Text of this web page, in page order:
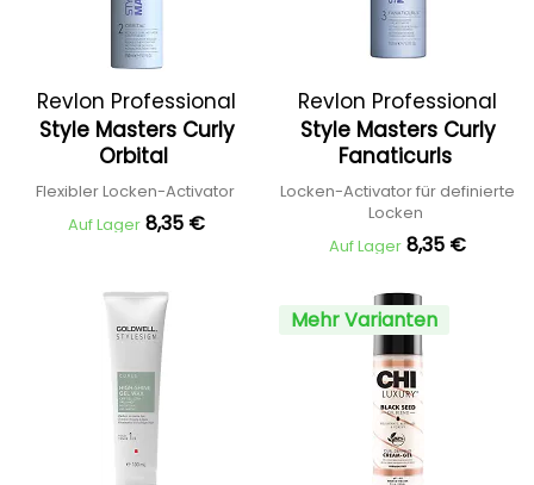
Revlon Professional
Style Masters Curly
Orbital
Flexibler Locken-Activator
Auf Lager 8,35 €
Revlon Professional
Style Masters Curly
Fanaticurls
Locken-Activator für definierte
Locken
Auf Lager 8,35 €
Mehr Varianten